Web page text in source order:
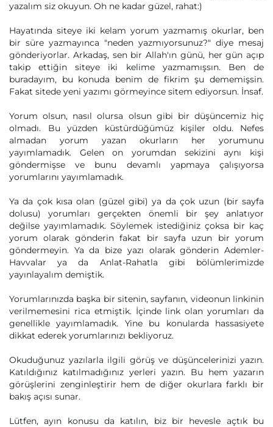
yazalım siz okuyun. Oh ne kadar güzel, rahat:)
Hayatında siteye iki kelam yorum yazmamış okurlar, ben
bir süre yazmayınca "neden yazmıyorsunuz?" diye mesaj
gönderiyorlar. Arkadaş, sen bir Allah'ın günü, her gün açıp
takip ettiğin siteye iki kelime yazmamışsın. Ben de
buradayım, bu konuda benim de fikrim şu dememişsin.
Fakat sitede yeni yazımı görmeyince sitem ediyorsun. İnsaf.
Yorum olsun, nasıl olursa olsun gibi bir düşüncemiz hiç
olmadı. Bu yüzden küstürdüğümüz kişiler oldu. Nefes
almadan yorum yazan okurların her yorumunu
yayımlamadık. Gelen on yorumdan sekizini aynı kişi
göndermişse ve bunu devamlı yapmaya çalışıyorsa
yorumlarını yayımlamadık.
Ya da çok kısa olan (güzel gibi) ya da çok uzun (bir sayfa
dolusu) yorumları gerçekten önemli bir şey anlatıyor
değilse yayımlamadık. Söylemek istediğiniz çoksa bir kaç
yorum olarak gönderin fakat bir sayfa uzun bir yorum
göndermeyin. Ya da bize yazı olarak gönderin Ademler-
Havvalar ya da Anlat-Rahatla gibi bölümlerimizde
yayınlayalım demiştik.
Yorumlarınızda başka bir sitenin, sayfanın, videonun linkinin
verilmemesini rica etmiştik. İçinde link olan yorumları da
genellikle yayımlamadık. Yine bu konularda hassasiyete
dikkat ederek yorumlarınızı bekliyoruz.
Okuduğunuz yazılarla ilgili görüş ve düşüncelerinizi yazın.
Katıldığınız katılmadığınız yerleri yazın. Bu hem yazarın
görüşlerini zenginleştirir hem de diğer okurlara farklı bir
bakış açısı sunar.
Lütfen, ayın konusu da katılın, biz bir hevesle açtık bu